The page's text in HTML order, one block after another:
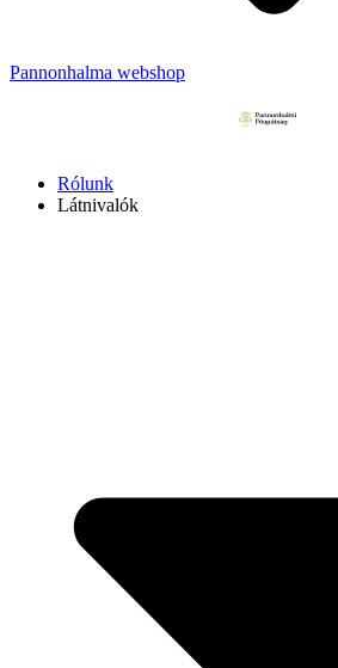
Pannonhalma webshop
Rólunk
Látnivalók